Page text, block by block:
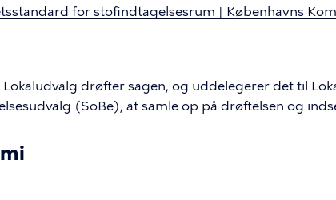
for stofindtagelsesrum | Københavns
drøfter sagen, og uddelegerer det til
(SoBe), at samle op på drøftelsen og